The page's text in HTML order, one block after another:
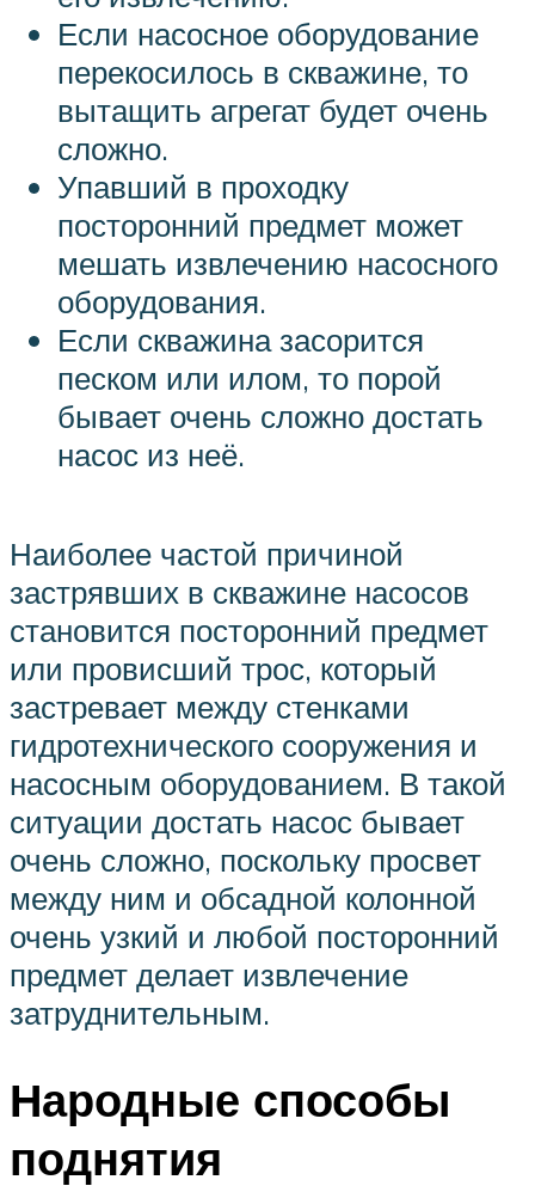
Если насосное оборудование
перекосилось в скважине, то
вытащить агрегат будет очень
сложно.
Упавший в проходку
посторонний предмет может
мешать извлечению насосного
оборудования.
Если скважина засорится
песком или илом, то порой
бывает очень сложно достать
насос из неё.
Наиболее частой причиной
застрявших в скважине насосов
становится посторонний предмет
или провисший трос, который
застревает между стенками
гидротехнического сооружения и
насосным оборудованием. В такой
ситуации достать насос бывает
очень сложно, поскольку просвет
между ним и обсадной колонной
очень узкий и любой посторонний
предмет делает извлечение
затруднительным.
Народные способы
поднятия